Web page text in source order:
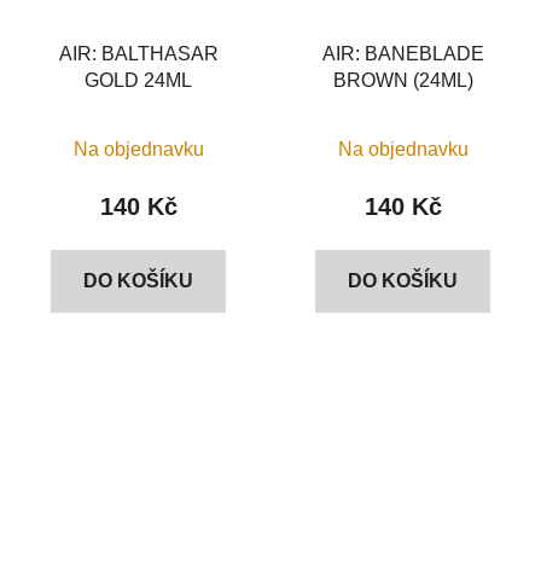
AIR: BALTHASAR
GOLD 24ML
Na objednavku
140 Kč
DO KOŠÍKU
AIR: BANEBLADE
BROWN (24ML)
Na objednavku
140 Kč
DO KOŠÍKU